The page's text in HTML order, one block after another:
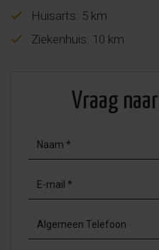
Huisarts: 5 km
Ziekenhuis: 10 km
Vraag